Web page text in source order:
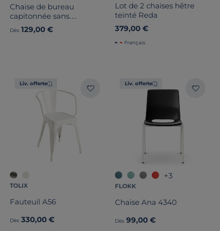
Chaise de bureau
capitonnée sans
accoudoirs pieds métal
Sun H
Dès 129,00 €
Lot de 2 chaises hêtre
teinté Reda
379,00 €
Français
Liv. offerte
TOLIX
Fauteuil A56
Dès 330,00 €
Liv. offerte
+3
FLOKK
Chaise Ana 4340
Dès 99,00 €